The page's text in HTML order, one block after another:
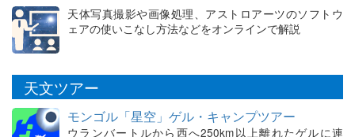
天体写真撮影や画像処理、アストロアーツのソフトウ
ェアの使いこなし方法などをオンラインで解説
天文ツアー
モンゴル「星空」ゲル・キャンプツアー
ウランバートルから西へ250km以上離れたゲルに連